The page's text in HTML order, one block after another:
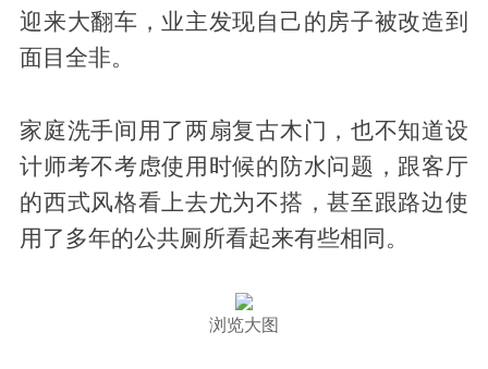
迎来大翻车，业主发现自己的房子被改造到
面目全非。
家庭洗手间用了两扇复古木门，也不知道设
计师考不考虑使用时候的防水问题，跟客厅
的西式风格看上去尤为不搭，甚至跟路边使
用了多年的公共厕所看起来有些相同。
浏览大图